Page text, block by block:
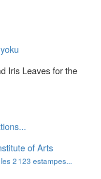
Iris Leaves for the
of Arts
2 123 estampes...